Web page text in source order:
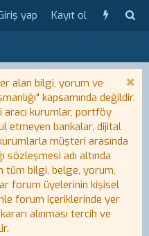
yap Kayıt ol
alan bilgi, yorum ve
kapsamında değildir.
aracı kurumlar, portföy
etmeyen bankalar, dijital
müşteri arasında
sözleşmesi adı altında
tüm bilgi, belge, yorum,
forum üyelerinin kişisel
forum içeriklerinde yer
alınması tercih ve